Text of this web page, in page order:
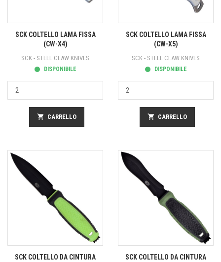
SCK COLTELLO LAMA FISSA
(CW-X4)
SCK - STEEL CLAW KNIVES
DISPONIBILE
shopping_cart CARRELLO
SCK COLTELLO LAMA FISSA
(CW-X5)
SCK - STEEL CLAW KNIVES
DISPONIBILE
shopping_cart CARRELLO
SCK COLTELLO DA CINTURA
SCK COLTELLO DA CINTURA